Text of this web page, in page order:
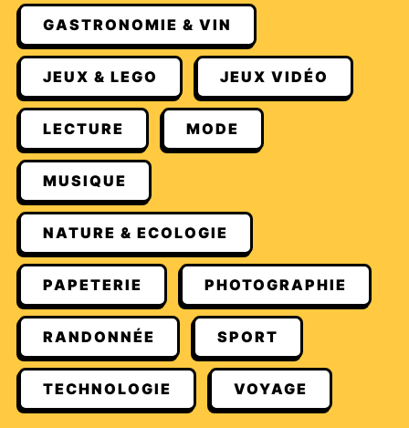
GASTRONOMIE & VIN
JEUX & LEGO JEUX VIDÉO
LECTURE MODE
MUSIQUE
NATURE & ECOLOGIE
PAPETERIE PHOTOGRAPHIE
RANDONNÉE SPORT
TECHNOLOGIE VOYAGE